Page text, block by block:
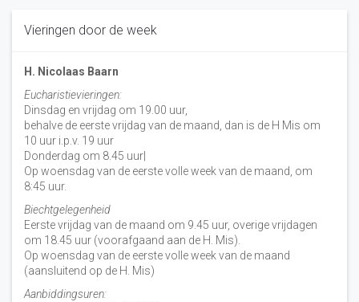
Vieringen door de week
H. Nicolaas Baarn
Eucharistievieringen:
Dinsdag en vrijdag om 19.00 uur,
behalve de eerste vrijdag van de maand, dan is de H Mis om
10 uur i.p.v. 19 uur
Donderdag om 8.45 uur|
Op woensdag van de eerste volle week van de maand, om
8:45 uur.
Biechtgelegenheid
Eerste vrijdag van de maand om 9.45 uur, overige vrijdagen
om 18.45 uur (voorafgaand aan de H. Mis).
Op woensdag van de eerste volle week van de maand
(aansluitend op de H. Mis)
Aanbiddingsuren: